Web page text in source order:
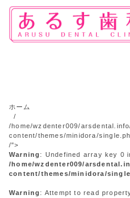
ホーム
/home/wzdenter009/
content/themes/minidora/
/">
Warning : Undefined array key 0
/home/wzdenter009/
content/themes/minidora/
Warning : Attempt to read